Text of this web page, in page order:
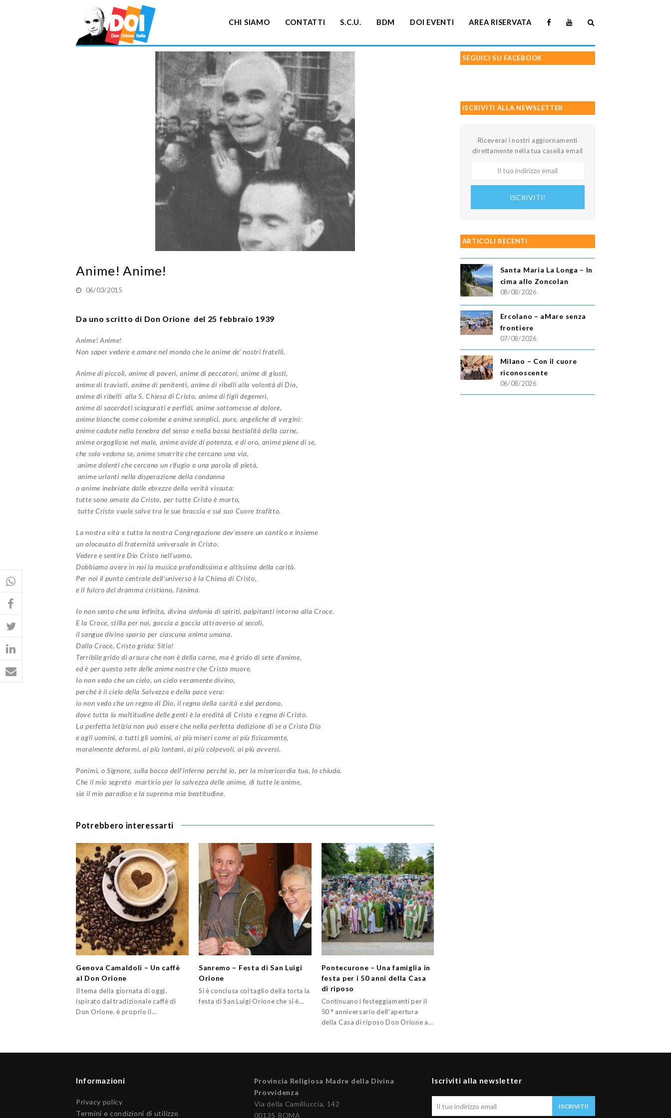
CHI SIAMO CONTATTI S.C.U. BDM DOI EVENTI AREA RISERVATA
Anime! Anime!
06/03/2015
Da uno scritto di Don Orione del 25 febbraio 1939
Anime! Anime!
Non saper vedere e amare nel mondo che le anime de’ nostri fratelli.
Anime di piccoli, anime di poveri, anime di peccatori, anime di giusti,
anime di traviati, anime di penitenti, anime di ribelli alla volontà di Dio,
anime di ribelli alla S. Chiesa di Cristo, anime di figli degeneri,
anime di sacerdoti sciagurati e perfidi, anime sottomesse al dolore,
anime bianche come colombe e anime semplici, pure, angeliche di vergini:
anime cadute nella tenebra del senso e nella bassa bestialità della carne,
anime orgogliose nel male, anime avide di potenza, e di oro, anime piene di se,
che solo vedono se, anime smarrite che cercano una via,
anime dolenti che cercano un rifugio o una parola di pietà,
anime urlanti nella disperazione della condanna
o anime inebriate dalle ebrezze della verità vissuta:
tutte sono amate da Cristo, per tutte Cristo è morto,
tutte Cristo vuole salve tra le sue braccia e sul suo Cuore trafitto.
La nostra vita e tutta la nostra Congregazione dev’essere un cantico e insieme
un olocausto di fraternità universale in Cristo.
Vedere e sentire Dio Cristo nell’uomo.
Dobbiamo avere in noi la musica profondissima e altissima della carità.
Per noi il punto centrale dell’universo è la Chiesa di Cristo,
e il fulcro del dramma cristiano, l’anima.
Io non sento che una infinita, divina sinfonia di spiriti, palpitanti intorno alla Croce.
E la Croce, stilla per noi, goccia a goccia attraverso ai secoli,
il sangue divino sparso per ciascuna anima umana.
Dalla Croce, Cristo grida: Sitio!
Terribile grido di arsura che non è della carne, ma è grido di sete d’anime,
ed è per questa sete delle anime nostre che Cristo muore.
Io non vedo che un cielo, un cielo veramente divino,
perché è il cielo della Salvezza e della pace vera:
io non vedo che un regno di Dio, il regno della carità e del perdono,
dove tutta la moltitudine delle genti è la eredità di Cristo e regno di Cristo.
La perfetta letizia non può essere che nella perfetta dedizione di se a Cristo Dio
e agli uomini, a tutti gli uomini, ai più miseri come ai più fisicamente,
moralmente deformi, ai più lontani, ai più colpevoli, ai più avversi.
Ponimi, o Signore, sulla bocca dell’inferno perché io, per la misericordia tua, lo chiuda.
Che il mio segreto martirio per la salvezza delle anime, di tutte le anime,
sia il mio paradiso e la suprema mia beatitudine.
Potrebbero interessarti
Genova Camaldoli – Un caffè
al Don Orione
Il tema della giornata di oggi,
ispirato dal tradizionale caffè di
Don Orione, è proprio il…
Sanremo – Festa di San Luigi
Orione
Si è conclusa col taglio della torta la
festa di San Luigi Orione che si è…
Pontecurone – Una famiglia in
festa per i 50 anni della Casa
di riposo
Continuano i festeggiamenti per il
50 ° anniversario dell'apertura
della Casa di riposo Don Orione a…
SEGUICI SU FACEBOOK
ISCRIVITI ALLA NEWSLETTER
Riceverai i nostri aggiornamenti
direttamente nella tua casella email
ISCRIVITI!
ARTICOLI RECENTI
Santa Maria La Longa – In
cima allo Zoncolan
08/08/2026
Ercolano – aMare senza
frontiere
07/08/2026
Milano – Con il cuore
riconoscente
06/08/2026
Informazioni
Privacy policy
Termini e condizioni di utilizzo
Provincia Religiosa Madre della Divina
Provvidenza
Via della Camilluccia, 142
00135 ROMA
Iscriviti alla newsletter
ISCRIVITI!